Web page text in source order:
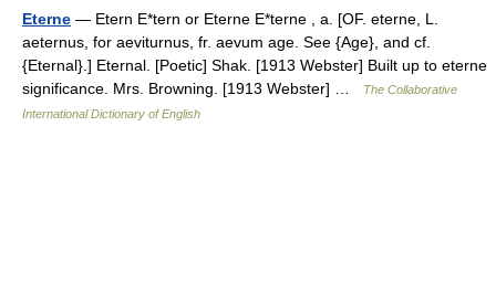
Eterne — Etern E*tern or Eterne E*terne , a. [OF. eterne, L.
aeternus, for aeviturnus, fr. aevum age. See {Age}, and cf.
{Eternal}.] Eternal. [Poetic] Shak. [1913 Webster] Built up to eterne
significance. Mrs. Browning. [1913 Webster] …
The Collaborative
International Dictionary of English